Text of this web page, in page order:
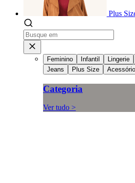
Plus
Feminino Infantil Lingerie
Jeans
Plus Size
Categoria
Ver tudo >